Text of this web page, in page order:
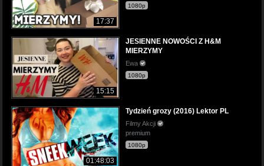
17:37
1080p
15:15
JESIENNE NOWOŚCI Z H&M
MIERZYMY
Ewa
1080p
01:48:03
Tydzień grozy (2016) Lektor PL
Filmy Akcji
premium
1080p